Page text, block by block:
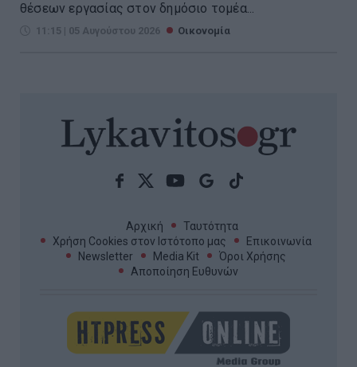
θέσεων εργασίας στον δημόσιο τομέα...
11:15 | 05 Αυγούστου 2026 Οικονομία
Αρχική
Ταυτότητα
Χρήση Cookies στον Ιστότοπο μας
Επικοινωνία
Newsletter
Media Kit
Όροι Χρήσης
Αποποίηση Ευθυνών